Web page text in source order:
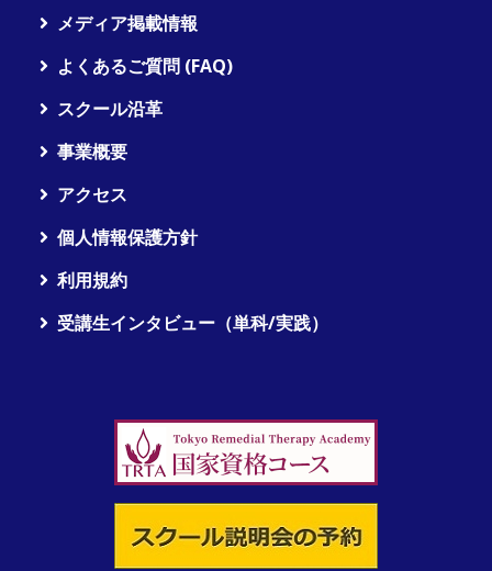
メディア掲載情報
よくあるご質問 (FAQ)
スクール沿革
事業概要
アクセス
個人情報保護方針
利用規約
受講生インタビュー（単科/実践）